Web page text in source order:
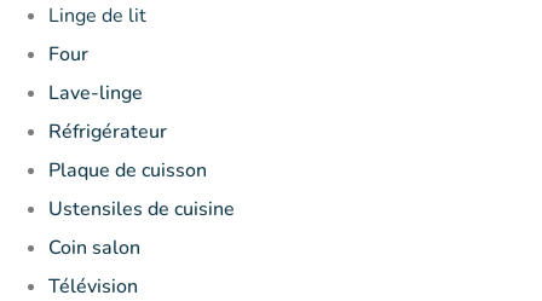
Linge de lit
Four
Lave-linge
Réfrigérateur
Plaque de cuisson
Ustensiles de cuisine
Coin salon
Télévision